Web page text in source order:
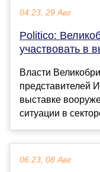
04:23, 29 Авг
Politico:
участвовать в
Власти
представителей
выставке
ситуации в
06:23, 08 Авг